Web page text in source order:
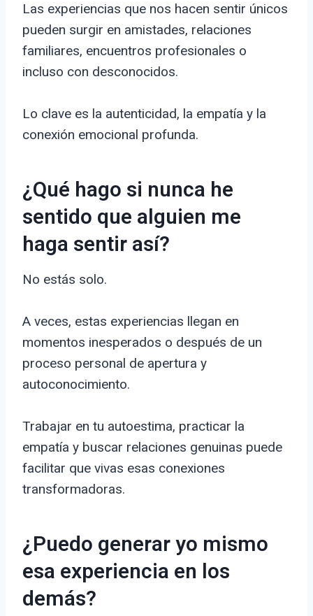
Las experiencias que nos hacen sentir únicos
pueden surgir en amistades, relaciones
familiares, encuentros profesionales o
incluso con desconocidos.
Lo clave es la autenticidad, la empatía y la
conexión emocional profunda.
¿Qué hago si nunca he
sentido que alguien me
haga sentir así?
No estás solo.
A veces, estas experiencias llegan en
momentos inesperados o después de un
proceso personal de apertura y
autoconocimiento.
Trabajar en tu autoestima, practicar la
empatía y buscar relaciones genuinas puede
facilitar que vivas esas conexiones
transformadoras.
¿Puedo generar yo mismo
esa experiencia en los
demás?